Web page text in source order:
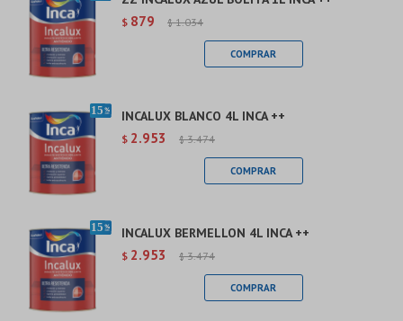
$ 879 $ 1.034
INCALUX BLANCO 4L INCA ++
$ 2.953 $ 3.474
INCALUX BERMELLON 4L INCA ++
$ 2.953 $ 3.474